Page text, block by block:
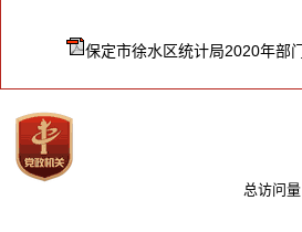
保定市徐水区统计局2020年部
总访问